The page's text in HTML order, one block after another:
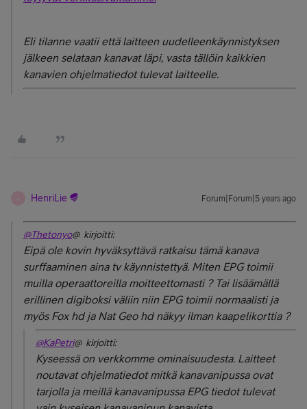
Eli tilanne vaatii että laitteen uudelleenkäynnistyksen
jälkeen selataan kanavat läpi, vasta tällöin kaikkien
kanavien ohjelmatiedot tulevat laitteelle.
HenriLie Forum|Forum|5 years ago
@Thetonyo@ kirjoitti:
Eipä ole kovin hyväksyttävä ratkaisu tämä kanava
surffaaminen aina tv käynnistettyä. Miten EPG toimii
muilla operaattoreilla moitteettomasti ? Tai lisäämällä
erillinen digiboksi väliin niin EPG toimii normaalisti ja
myös Fox hd ja Nat Geo hd näkyy ilman kaapelikorttia ?
@KaPetri@ kirjoitti:
Kyseessä on verkkomme ominaisuudesta. Laitteet
noutavat ohjelmatiedot mitkä kanavanipussa ovat
tarjolla ja meillä kanavanipussa EPG tiedot tulevat